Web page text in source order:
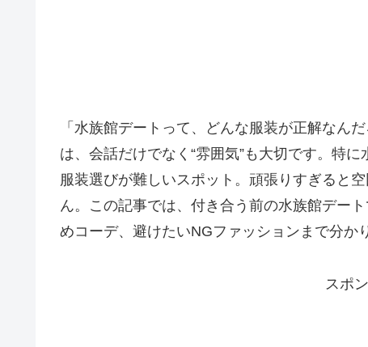
「水族館デートって、どんな服装が正解なん
は、会話だけでなく“雰囲気”も大切です。特
服装選びが難しいスポット。頑張りすぎると
ん。この記事では、付き合う前の水族館デー
めコーデ、避けたいNGファッションまで分か
スポ